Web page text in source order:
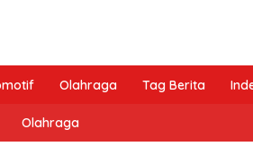
Olahraga Tag Berita
Olahraga